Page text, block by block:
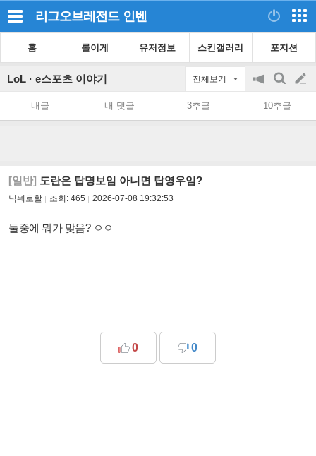
리그오브레전드 인벤
홈 롤이게 유저정보 스킨갤러리 포지션
LoL · e스포츠 이야기 전체보기
공
지
on/off
검
색
글
쓰
내글 내 댓글 3추글 10추글
[일반] 도란은 탑명보임 아니면 탑영우임?
닉뭐로할 조회: 465 2026-07-08 19:32:53
둘중에 뭐가 맞음? ㅇㅇ
0 0